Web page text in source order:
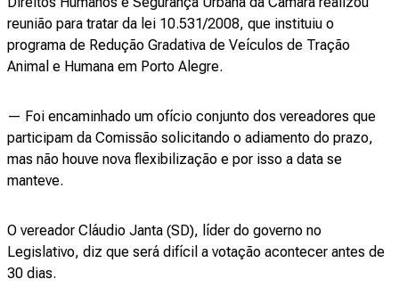
reunião para tratar da lei 10.531/2008, que instituiu o
programa de Redução Gradativa de Veículos de Tração
Animal e Humana em Porto Alegre.
— Foi encaminhado um ofício conjunto dos vereadores que
participam da Comissão solicitando o adiamento do prazo,
mas não houve nova flexibilização e por isso a data se
manteve.
O vereador Cláudio Janta (SD), líder do governo no
Legislativo, diz que será difícil a votação acontecer antes de
30 dias.